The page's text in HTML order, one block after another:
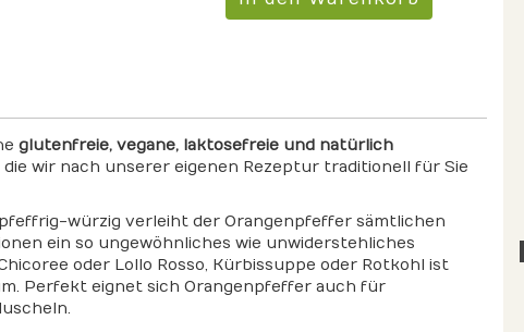
glutenfreie, vegane, laktosefreie und natürlich
die wir nach unserer eigenen Rezeptur traditionell für Sie
würzig verleiht der Orangenpfeffer sämtlichen
ein so ungewöhnliches wie unwiderstehliches
oder Lollo Rosso, Kürbissuppe oder Rotkohl ist
Perfekt eignet sich Orangenpfeffer auch für